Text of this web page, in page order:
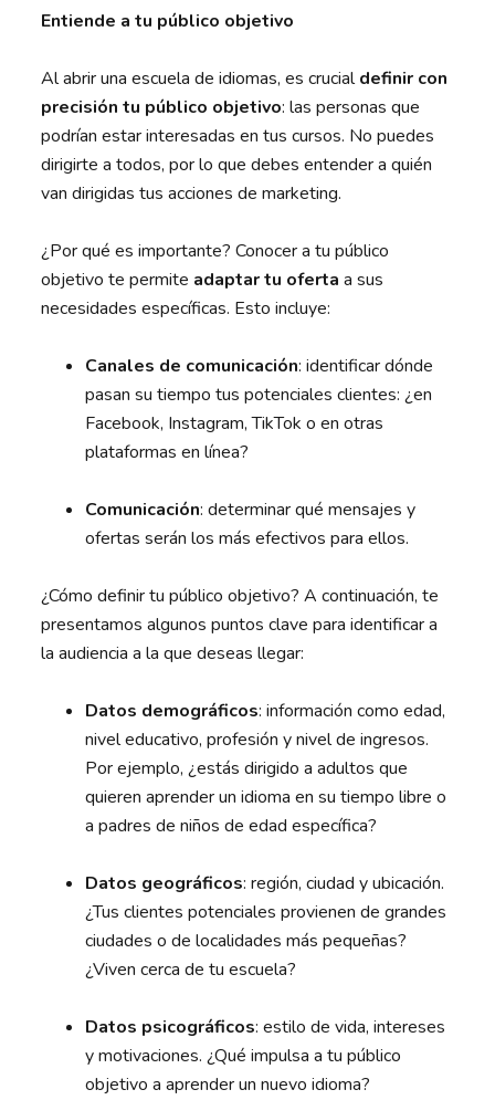
Entiende a tu público objetivo
Al abrir una escuela de idiomas, es crucialdefinir con
precisión tu público objetivo: las personas que
podrían estar interesadas en tus cursos. No puedes
dirigirte a todos, por lo que debes entender a quién
van dirigidas tus acciones de marketing.
¿Por qué es importante? Conocer a tu público
objetivo te permite adaptar tu oferta a sus
necesidades específicas. Esto incluye:
Canales de comunicación: identificar dónde
pasan su tiempo tus potenciales clientes: ¿en
Facebook, Instagram, TikTok o en otras
plataformas en línea?
Comunicación: determinar qué mensajes y
ofertas serán los más efectivos para ellos.
¿Cómo definir tu público objetivo? A continuación, te
presentamos algunos puntos clave para identificar a
la audiencia a la que deseas llegar:
Datos demográficos: información como edad,
nivel educativo, profesión y nivel de ingresos.
Por ejemplo, ¿estás dirigido a adultos que
quieren aprender un idioma en su tiempo libre o
a padres de niños de edad específica?
Datos geográficos: región, ciudad y ubicación.
¿Tus clientes potenciales provienen de grandes
ciudades o de localidades más pequeñas?
¿Viven cerca de tu escuela?
Datos psicográficos: estilo de vida, intereses
y motivaciones. ¿Qué impulsa a tu público
objetivo a aprender un nuevo idioma?